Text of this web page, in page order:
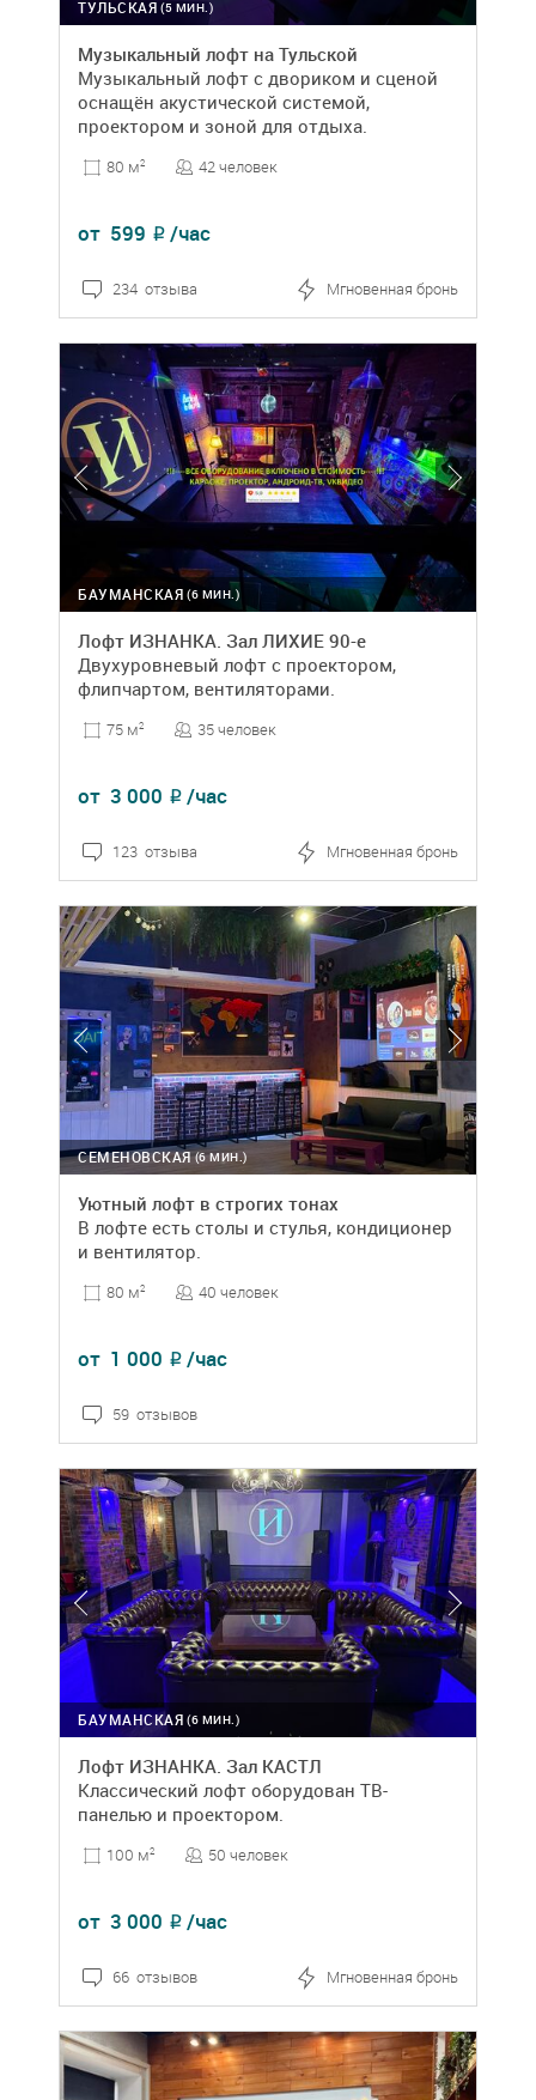
(5 МИН.)
ТУЛЬСКАЯ
Музыкальный лофт на Тульской
Музыкальный лофт с двориком и сценой
оснащён акустической системой,
проектором и зоной для отдыха.
80 м2 42 человек
от 599 ₽ /час
234 отзыва Мгновенная бронь
(6 МИН.)
БАУМАНСКАЯ
Лофт ИЗНАНКА. Зал ЛИХИЕ 90-е
Двухуровневый лофт с проектором,
флипчартом, вентиляторами.
75 м2 35 человек
от 3 000 ₽ /час
123 отзыва Мгновенная бронь
(6 МИН.)
СЕМЕНОВСКАЯ
Уютный лофт в строгих тонах
В лофте есть столы и стулья, кондиционер
и вентилятор.
80 м2 40 человек
от 1 000 ₽ /час
59 отзывов
(6 МИН.)
БАУМАНСКАЯ
Лофт ИЗНАНКА. Зал КАСТЛ
Классический лофт оборудован ТВ-
панелью и проектором.
100 м2 50 человек
от 3 000 ₽ /час
66 отзывов Мгновенная бронь